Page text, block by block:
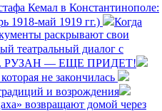
Кемал в Константинополе:
1918-май 1919 гг.)
Когда
раскрывают свои
театральный диалог с
РУЗАН — ЕЩЕ ПРИДЕТ!
не закончилась
и возрождения
возвращают домой через